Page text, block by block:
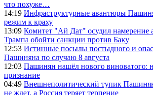
что похуже…
14:19 Инфраструктурные авантюры
режим к краху
13:09 Комитет "Ай Дат" осудил намерение
Трампа обойти санкции против Баку
12:53 Истинные посылы постыдного и
Пашиняна по случаю 8 августа
12:03 Пашинян нашёл нового виноватого:
признание
04:49 Внешнеполитический тупик
не ждет, а Россия теряет терпение